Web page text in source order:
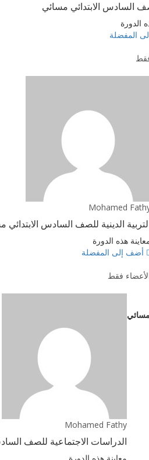
الدورة
المفضلة
Mohamed
الدينية للصف السادس الابتدائي
هذه الدورة
أضف إلى المفضلة
فقط
Mohamed Fathy
الدراسات الاجتماعية للصف